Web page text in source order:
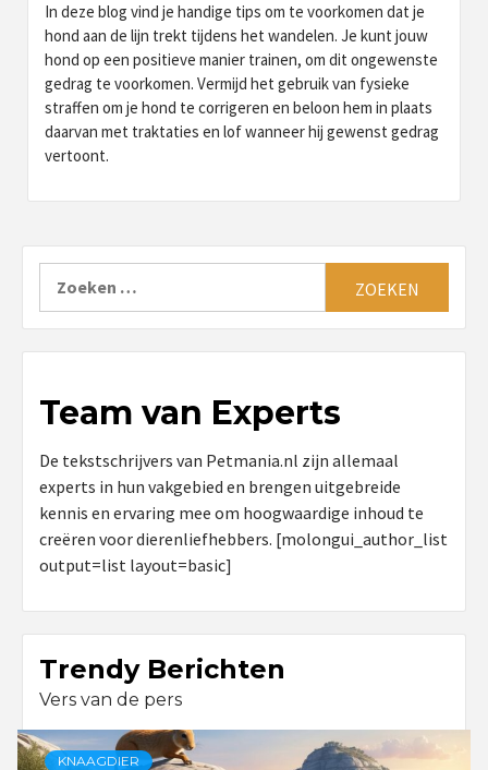
In deze blog vind je handige tips om te voorkomen dat je
hond aan de lijn trekt tijdens het wandelen. Je kunt jouw
hond op een positieve manier trainen, om dit ongewenste
gedrag te voorkomen. Vermijd het gebruik van fysieke
straffen om je hond te corrigeren en beloon hem in plaats
daarvan met traktaties en lof wanneer hij gewenst gedrag
vertoont.
Team van Experts
De tekstschrijvers van Petmania.nl zijn allemaal
experts in hun vakgebied en brengen uitgebreide
kennis en ervaring mee om hoogwaardige inhoud te
creëren voor dierenliefhebbers. [molongui_author_list
output=list layout=basic]
Trendy Berichten
Vers van de pers
KNAAGDIER